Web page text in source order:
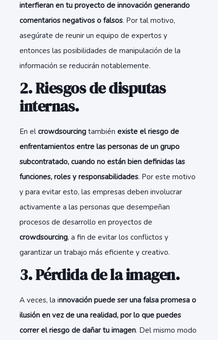
interfieran en tu proyecto de innovación generando
comentarios negativos o falsos. Por tal motivo,
asegúrate de reunir un equipo de expertos y
entonces las posibilidades de manipulación de la
información se reducirán notablemente.
2. Riesgos de disputas
internas.
En el crowdsourcing también existe el riesgo de
enfrentamientos entre las personas de un grupo
subcontratado, cuando no están bien definidas las
funciones, roles y responsabilidades. Por este motivo
y para evitar esto, las empresas deben involucrar
activamente a las personas que desempeñan
procesos de desarrollo en proyectos de
crowdsourcing, a fin de evitar los conflictos y
garantizar un trabajo más eficiente y creativo.
3. Pérdida de la imagen.
A veces, la innovación puede ser una falsa promesa o
ilusión en vez de una realidad, por lo que puedes
correr el riesgo de dañar tu imagen. Del mismo modo